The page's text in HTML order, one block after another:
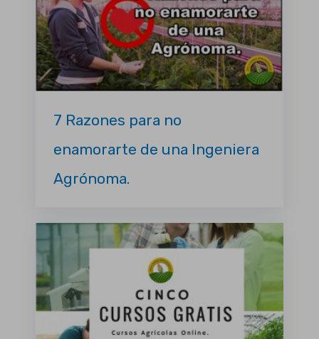
7 Razones para no
enamorarte de una Ingeniera
Agrónoma.